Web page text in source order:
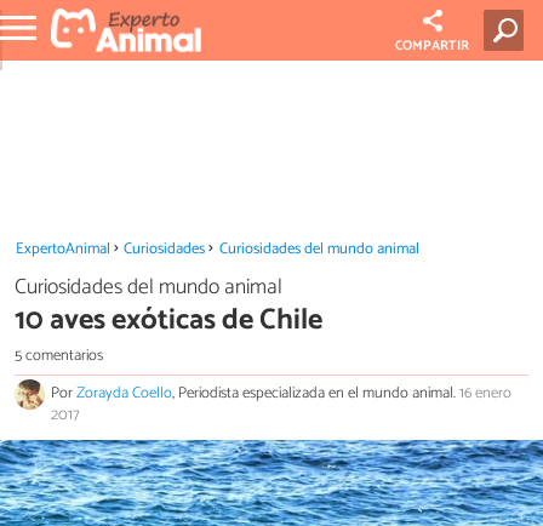
COMPARTIR
ExpertoAnimal Curiosidades Curiosidades del mundo animal
Curiosidades del mundo animal
10 aves exóticas de Chile
5 comentarios
PorZorayda Coello, Periodista especializada en el mundo animal.16 enero
2017